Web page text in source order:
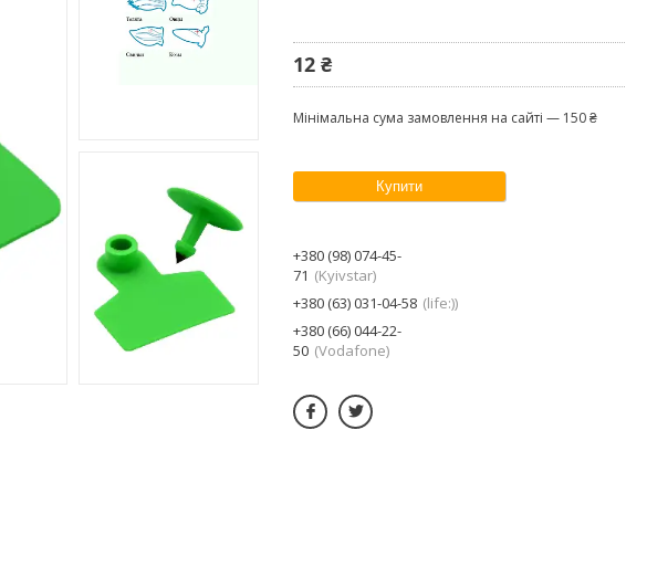
12 ₴
Мінімальна сума замовлення на сайті — 150 ₴
Купити
+380 (98) 074-45-
71
Kyivstar
+380 (63) 031-04-58 life:)
+380 (66) 044-22-
50 Vodafone